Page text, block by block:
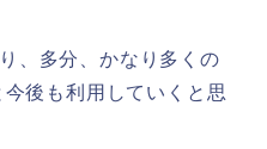
、多分、かなり多くの
後も利用していくと思